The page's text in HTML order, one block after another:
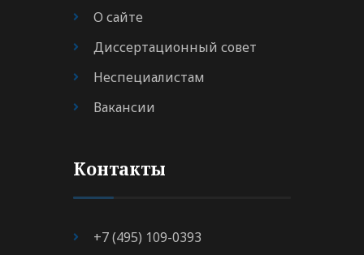
О сайте
Диссертационный совет
Неспециалистам
Вакансии
Контакты
+7 (495) 109-0393